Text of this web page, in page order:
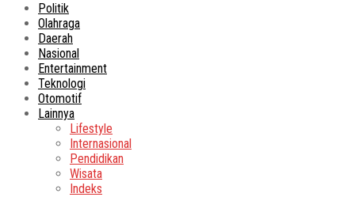
Politik
Olahraga
Daerah
Nasional
Entertainment
Teknologi
Otomotif
Lainnya
Lifestyle
Internasional
Pendidikan
Wisata
Indeks